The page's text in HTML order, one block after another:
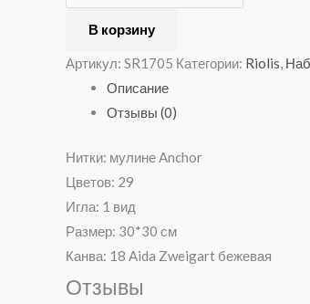
В корзину
Артикул: SR1705 Категории: Riolis,
Описание
Отзывы (0)
Нитки: мулине Anchor
Цветов: 29
Игла: 1 вид
Размер: 30*30 см
Канва: 18 Aida Zweigart бежевая
Отзывы